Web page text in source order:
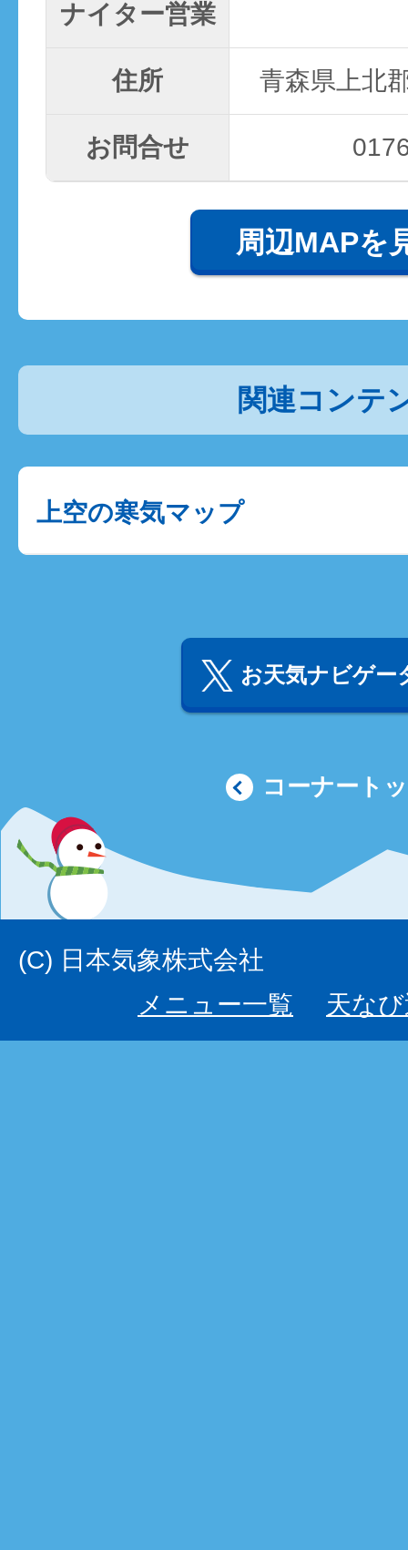
ナイター営業
住所 青森県上北
お問合せ
周辺MAPを
関連コンテ
上空の寒気マップ
お天気ナビゲー
コーナート
(C) 日本気象株式会社
メニュー一覧
天な